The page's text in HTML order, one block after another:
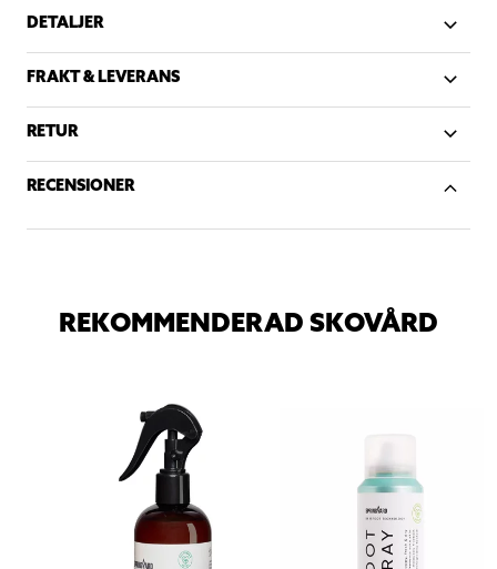
DETALJER
FRAKT & LEVERANS
RETUR
RECENSIONER
REKOMMENDERAD SKOVÅRD